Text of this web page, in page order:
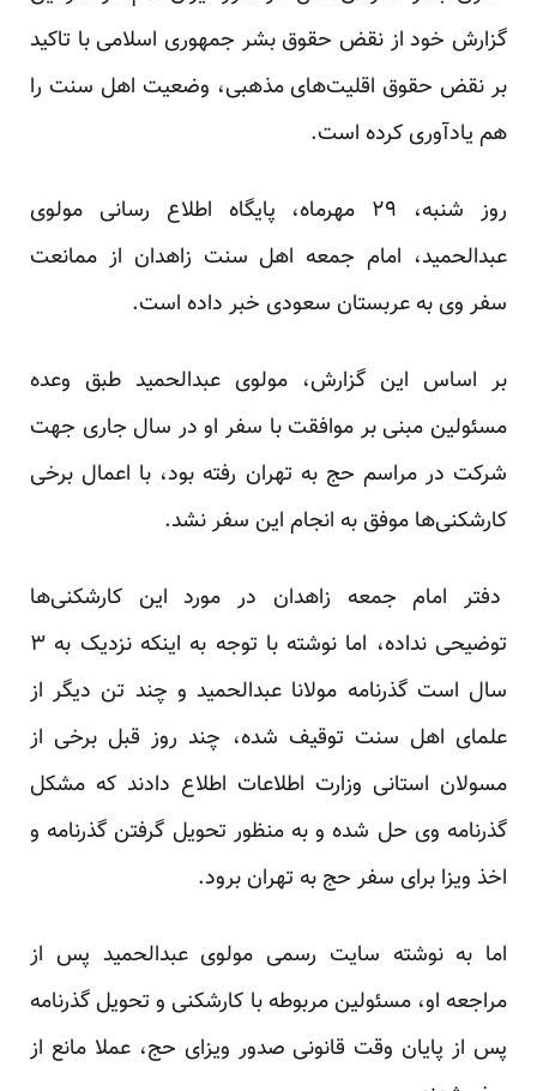
گزارش خود از نقض حقوق بشر جمهوری اسلامی با تاکید
بر نقض حقوق اقلیت‌های مذهبی، وضعیت اهل سنت را
هم یادآوری کرده است.
روز شنبه، ۲۹ مهرماه، پایگاه اطلاع رسانی مولوی
عبدالحمید، امام جمعه اهل سنت زاهدان از ممانعت
سفر وی به عربستان سعودی خبر داده است.
بر اساس این گزارش، مولوی عبدالحمید طبق وعده
مسئولین مبنی بر موافقت با سفر او در سال جاری جهت
شرکت در مراسم حج به تهران رفته بود، با اعمال برخی
کارشکنی‌ها موفق به انجام این سفر نشد.
دفتر امام جمعه زاهدان در مورد این کارشکنی‌ها
توضیحی نداده، اما نوشته با توجه به اینکه نزدیک به ۳
سال است گذرنامه مولانا عبدالحمید و چند تن دیگر از
علمای اهل سنت توقیف شده، چند روز قبل برخی از
مسولان استانی وزارت اطلاعات اطلاع دادند که مشکل
گذرنامه وی حل شده و به منظور تحویل گرفتن گذرنامه و
اخذ ویزا برای سفر حج به تهران برود.
اما به نوشته سایت رسمی مولوی عبدالحمید پس از
مراجعه او، مسئولین مربوطه با کارشکنی و تحویل گذرنامه
پس از پایان وقت قانونی صدور ویزای حج، عملا مانع از